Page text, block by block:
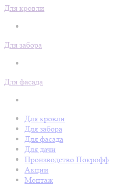
Для кровли
Для забора
Для фасада
Для кровли
Для забора
Для фасада
Для дачи
Производство Покрофф
Акции
Монтаж